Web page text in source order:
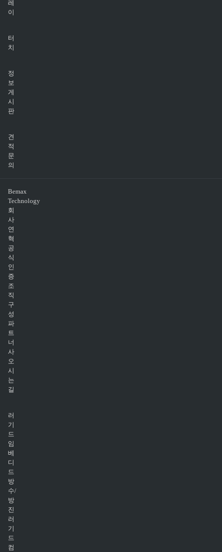
레
이
터
치
정
보
게
시
판
견
적
문
의
Bemax
Technology
회
사
연
혁
공
식
인
증
조
직
구
성
파
트
너
사
오
시
는
길
러
기
드
임
베
디
드
방
수/
방
진
러
기
드
컴